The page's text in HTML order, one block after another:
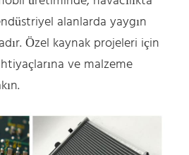
alanlarda yaygın
Özel kaynak projeleri için
ve malzeme